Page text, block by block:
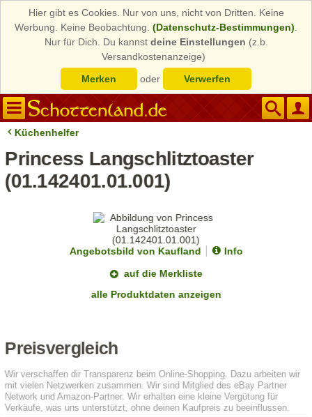
Hier gibt es Cookies. Nur von uns, nicht von Dritten. Keine
Werbung. Keine Beobachtung. (Datenschutz-Bestimmungen)
Nur für Dich. Du kannst deine Einstellungen (z.b.
Versandkostenanzeige)
Merken
oder Verwerfen
Küchenhelfer
Princess Langschlitztoaster
(01.142401.01.001)
Angebotsbild von Kaufland
Info
auf die Merkliste
alle Produktdaten anzeigen
Preisvergleich
Wir verschaffen dir Transparenz beim Online-Shopping. Dazu arbeiten wir
mit vielen Netzwerken zusammen. Wir sind Mitglied des eBay Partner
Network und Amazon-Partner. Wir erhalten eine kleine Vergütung für
Verkäufe, was uns unterstützt, ohne deinen Kaufpreis zu beeinflussen.